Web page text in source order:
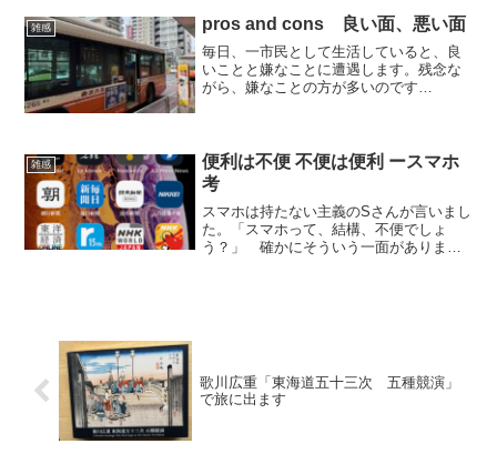
部で120点（このうち二代目歌川広重作が
1点、目録が1点...
雑感 pros and cons 良い面、悪い面
毎日、一市民として生活していると、良
いことと嫌なことに遭遇します。残念な
がら、嫌なことの方が多いのです
することが多いのですが、路線バス...
雑感
便利は不便 不便は便利 ースマホ
考
スマホは持たない主義のSさんが言いまし
た。「スマホって、結構、不便でしょ
う？」 確かにそういう一面がありま
歌川広重「東海道五十三次 五種競演」
で旅に出ます